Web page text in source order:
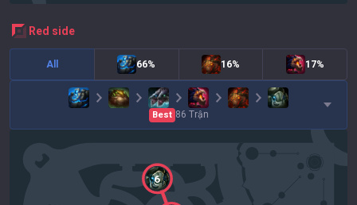
red side
All 66% 16% 17%
Best 86 Trận
6